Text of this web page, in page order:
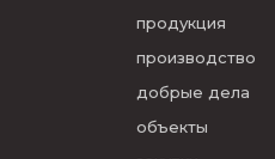
продукция
производство
добрые дела
объекты